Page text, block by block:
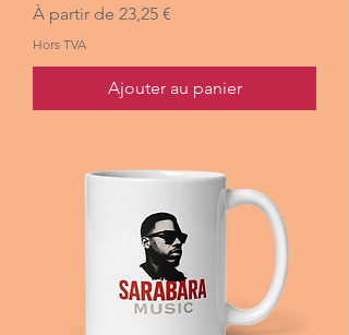
À partir de 23,25 €
Prix promotionnel
Hors TVA
Ajouter au panier